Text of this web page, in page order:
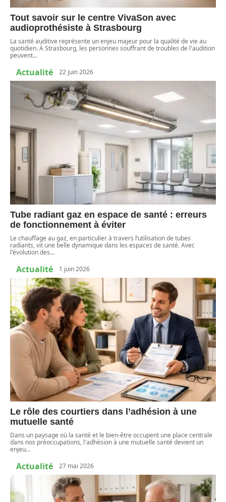
Tout savoir sur le centre VivaSon avec
audioprothésiste à Strasbourg
La santé auditive représente un enjeu majeur pour la qualité de vie au
quotidien. À Strasbourg, les personnes souffrant de troubles de l'audition
peuvent…
Actualité 22 juin 2026
Tube radiant gaz en espace de santé : erreurs
de fonctionnement à éviter
Le chauffage au gaz, en particulier à travers l’utilisation de tubes
radiants, vit une belle dynamique dans les espaces de santé. Avec
l'évolution des…
Actualité 1 juin 2026
Le rôle des courtiers dans l’adhésion à une
mutuelle santé
Dans un paysage où la santé et le bien-être occupent une place centrale
dans nos préoccupations, l'adhésion à une mutuelle santé devient un
enjeu…
Actualité 27 mai 2026